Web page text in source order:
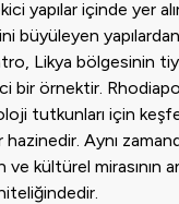
yapılar içinde yer
büyüleyen
Likya bölgesinin
bir örnektir.
tutkunları için
Aynı
kültürel mirasının